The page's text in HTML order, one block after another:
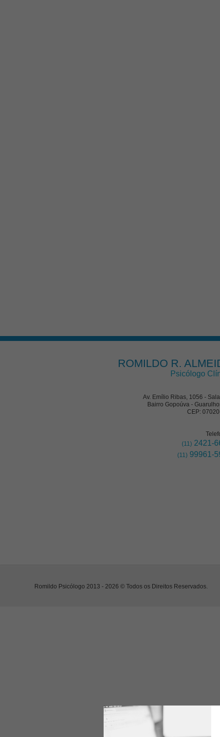
ROMILDO R.
Psicólogo
Av. Emílio Ribas, 1056 -
Bairro Gopoúva -
CEP:
(11) 2421-
(11) 99961-
Romildo Psicólogo 2013 - 2026 © Todos os Direitos Reservados.